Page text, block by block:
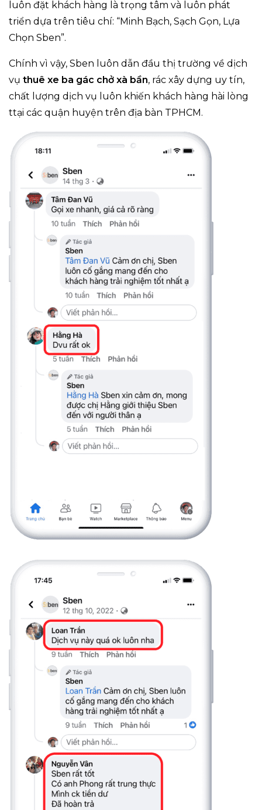
luôn đặt khách hàng là trọng tâm và luôn phát
triển dựa trên tiêu chí: “Minh Bạch, Sạch Gọn, Lựa
Chọn Sben”.
Chính vì vậy, Sben luôn dẫn đầu thị trường về dịch
vụ thuê xe ba gác chở xà bần, rác xây dựng uy tín,
chất lượng dịch vụ luôn khiến khách hàng hài lòng
ttại các quận huyện trên địa bàn TPHCM.